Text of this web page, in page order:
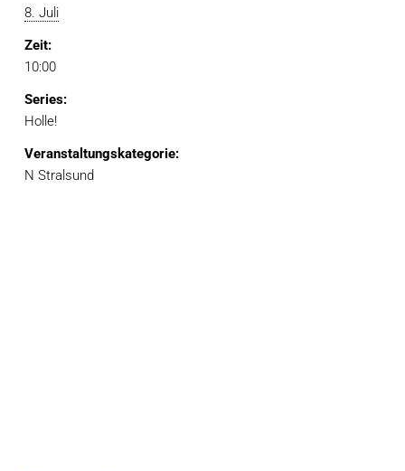
8. Juli
Zeit:
10:00
Series:
Holle!
Veranstaltungskategorie:
N Stralsund